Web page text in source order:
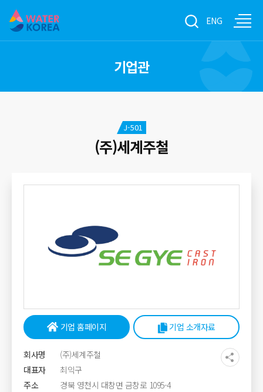
ENG
기업관
J-501
(주)세계주철
기업 홈페이지 기업 소개자료
회사명
(주)세계주철
대표자
최익구
주소
경북 영천시 대창면 금창로 1095-4